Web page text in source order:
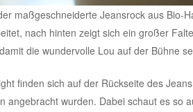
maßgeschneiderte Jeansrock aus Bio-
nach hinten zeigt sich ein großer
die wundervolle Lou auf der Bühne
finden sich auf der Rückseite des
angebracht wurden. Dabei schaut es so